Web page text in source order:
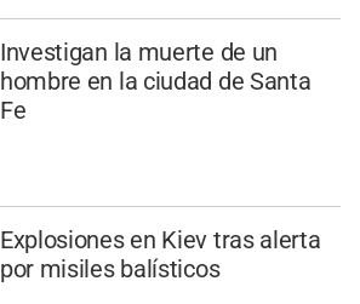
Investigan la muerte de un
hombre en la ciudad de Santa
Fe
Explosiones en Kiev tras alerta
por misiles balísticos